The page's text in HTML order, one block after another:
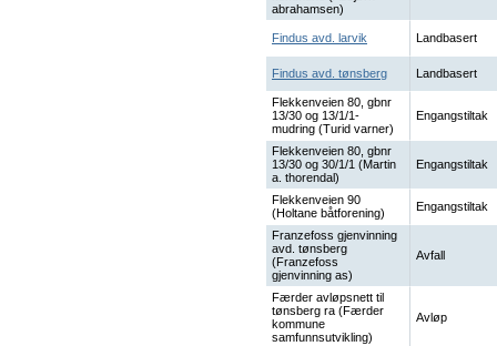
abrahamsen)
Findus avd. larvik Landbasert
Findus avd. tønsberg Landbasert
Flekkenveien 80, gbnr
13/30 og 13/1/1-
mudring (Turid varner)
Engangstiltak
Flekkenveien 80, gbnr
13/30 og 30/1/1 (Martin
a. thorendal)
Engangstiltak
Flekkenveien 90
(Holtane båtforening)
Engangstiltak
Franzefoss gjenvinning
avd. tønsberg
(Franzefoss
gjenvinning as)
Avfall
Færder avløpsnett til
tønsberg ra (Færder
kommune
samfunnsutvikling)
Avløp